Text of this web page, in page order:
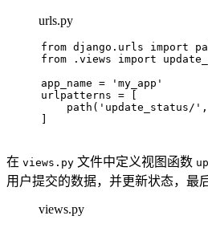
urls.py
from django.urls import
from .views import
app_name =
'my_app'
urlpatterns = [
    path(
'update_status/'
在 views.py 文件中定义视图函数
用户提交的数据，并更新状态，最
views.py